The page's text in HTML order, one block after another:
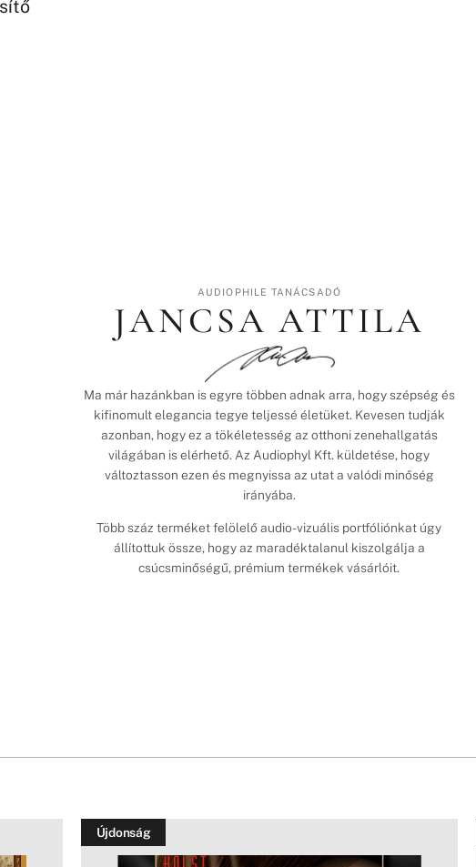
AUDIOPHILE TANÁCSADÓ
JANCSA ATTILA
Ma már hazánkban is egyre többen adnak arra, hogy szépség és
kifinomult elegancia tegye teljessé életüket. Kevesen tudják
azonban, hogy ez a tökéletesség az otthoni zenehallgatás
világában is elérhető. Az Audiophyl Kft. küldetése, hogy
változtasson ezen és megnyissa az utat a valódi minőség
irányába.
Több száz terméket felölelő audio-vizuális portfóliónkat úgy
állítottuk össze, hogy az maradéktalanul kiszolgálja a
csúcsminőségű, prémium termékek vásárlóit.
Újdonság